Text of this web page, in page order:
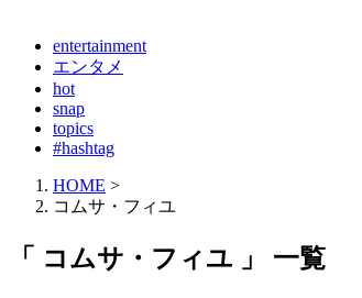
entertainment
エンタメ
hot
snap
topics
#hashtag
HOME >
コムサ・フィユ
「 コムサ・フィユ 」 一覧